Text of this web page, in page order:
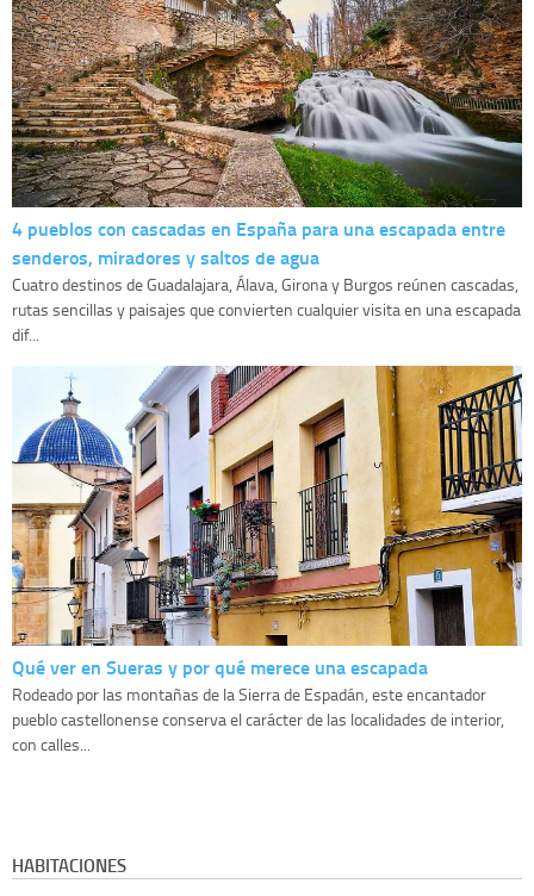
4 pueblos con cascadas en España para una escapada entre
senderos, miradores y saltos de agua
Cuatro destinos de Guadalajara, Álava, Girona y Burgos reúnen cascadas,
rutas sencillas y paisajes que convierten cualquier visita en una escapada
dif...
Qué ver en Sueras y por qué merece una escapada
Rodeado por las montañas de la Sierra de Espadán, este encantador
pueblo castellonense conserva el carácter de las localidades de interior,
con calles...
HABITACIONES